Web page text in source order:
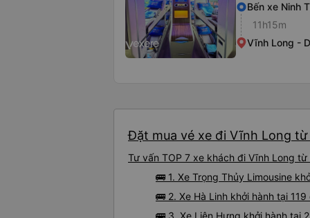
Bến xe Ninh
11h15m
Vĩnh Long -
Đặt mua vé xe đi Vĩnh Long từ
Tư vấn TOP 7 xe khách đi Vĩnh Long
🚌 1. Xe Trọng Thủy Limousine
🚌 2. Xe Hà Linh khởi hành tại 119